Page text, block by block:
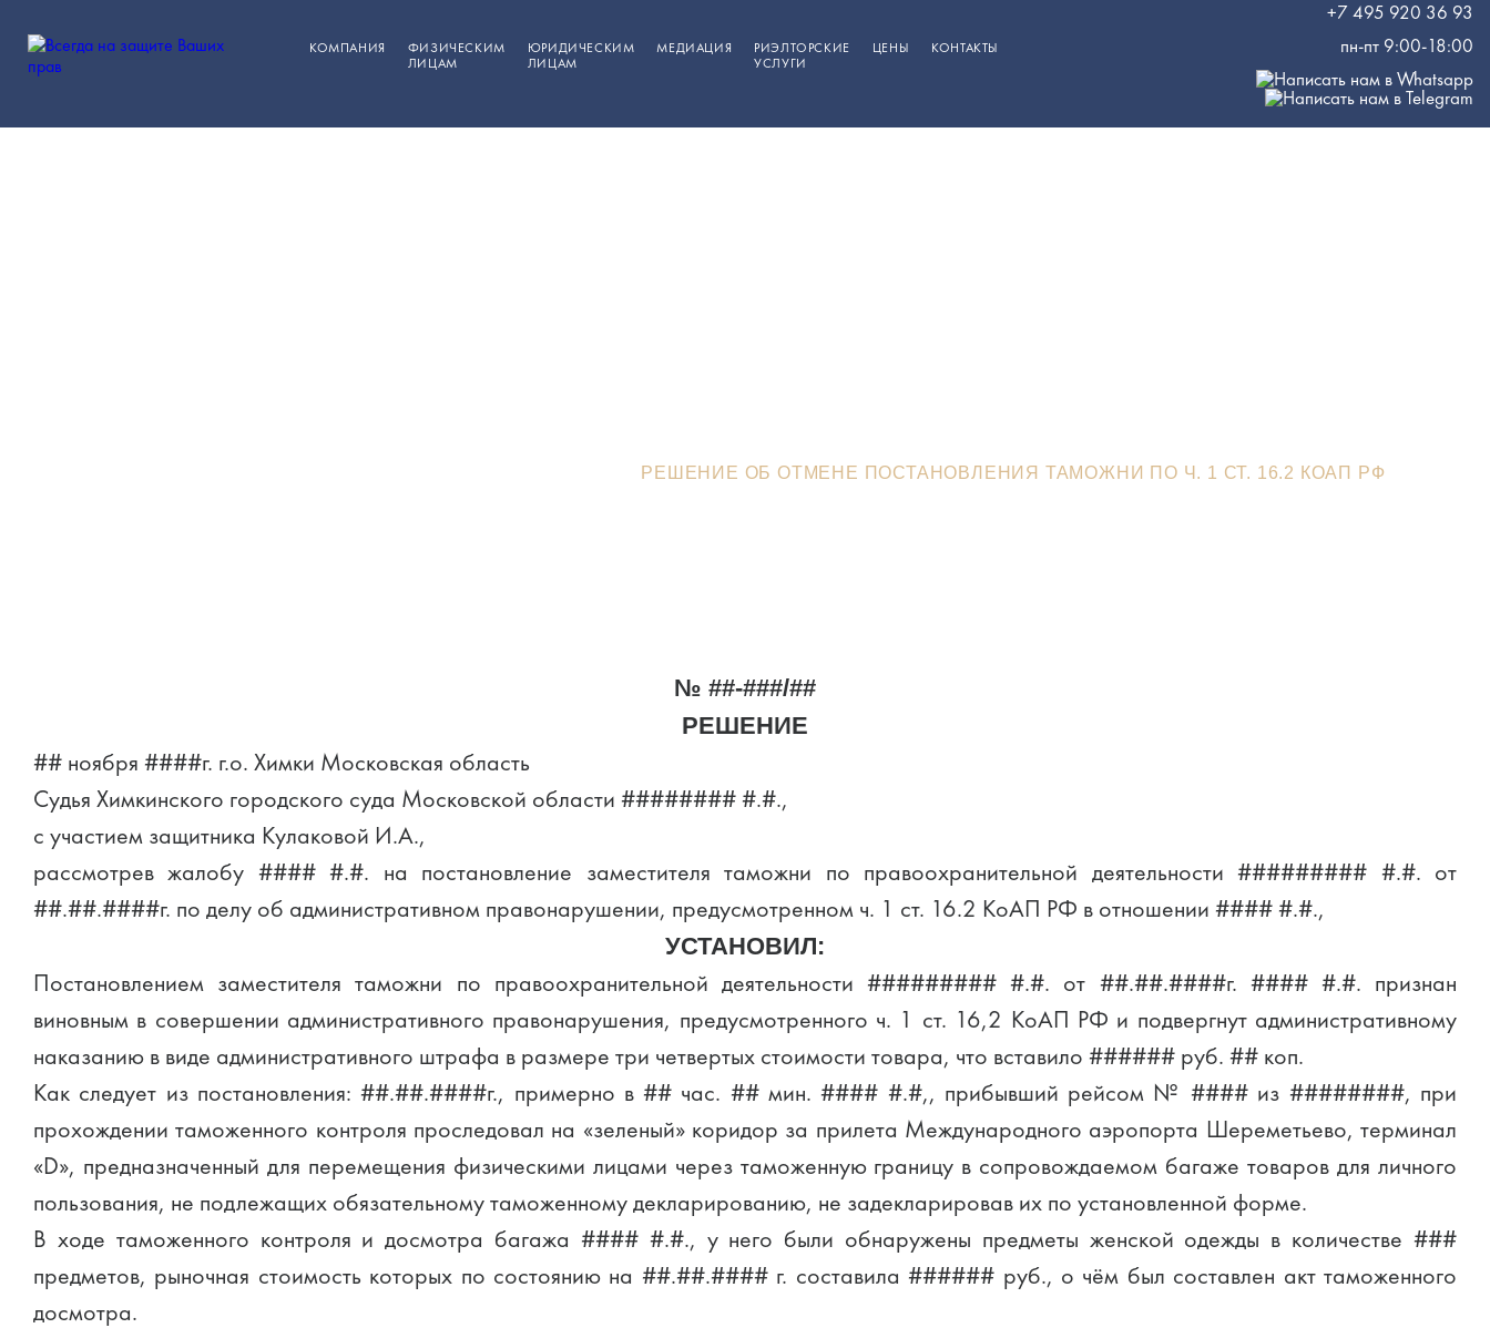
КОМПАНИЯ
ФИЗИЧЕСКИМ
ЛИЦАМ
ЮРИДИЧЕСКИМ
ЛИЦАМ
МЕДИАЦИЯ
РИЭЛТОРСКИЕ
УСЛУГИ
ЦЕНЫ КОНТАКТЫ
+7 495 920 36 93
пн-пт 9:00-18:00
РЕШЕНИЕ ОБ ОТМЕНЕ ПОСТАНОВЛЕНИЯ ТАМОЖНИ ПО Ч. 1 СТ. 16.2 КОАП РФ
№ ##-###/##
РЕШЕНИЕ
## ноября ####г. г.о. Химки Московская область
Судья Химкинского городского суда Московской области ######## #.#.,
с участием защитника Кулаковой И.А.,
рассмотрев жалобу #### #.#. на постановление заместителя таможни по правоохранительной деятельности ######### #.#. от
##.##.####г. по делу об административном правонарушении, предусмотренном ч. 1 ст. 16.2 КоАП РФ в отношении #### #.#.,
УСТАНОВИЛ:
Постановлением заместителя таможни по правоохранительной деятельности ######### #.#. от ##.##.####г. #### #.#. признан
виновным в совершении административного правонарушения, предусмотренного ч. 1 ст. 16,2 КоАП РФ и подвергнут административному
наказанию в виде административного штрафа в размере три четвертых стоимости товара, что вставило ###### руб. ## коп.
Как следует из постановления: ##.##.####г., примерно в ## час. ## мин. #### #.#,, прибывший рейсом № #### из ########, при
прохождении таможенного контроля проследовал на «зеленый» коридор за прилета Международного аэропорта Шереметьево, терминал
«D», предназначенный для перемещения физическими лицами через таможенную границу в сопровождаемом багаже товаров для личного
пользования, не подлежащих обязательному таможенному декларированию, не задекларировав их по установленной форме.
В ходе таможенного контроля и досмотра багажа #### #.#., у него были обнаружены предметы женской одежды в количестве ###
предметов, рыночная стоимость которых по состоянию на ##.##.#### г. составила ###### руб., о чём был составлен акт таможенного
досмотра.